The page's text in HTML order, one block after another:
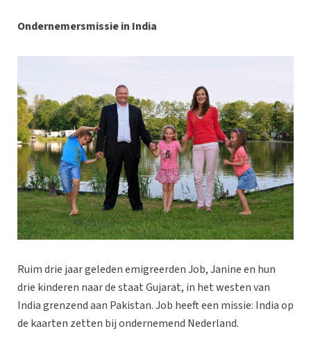
Ondernemersmissie in India
Ruim drie jaar geleden emigreerden Job, Janine en hun
drie kinderen naar de staat Gujarat, in het westen van
India grenzend aan Pakistan. Job heeft een missie: India op
de kaarten zetten bij ondernemend Nederland.